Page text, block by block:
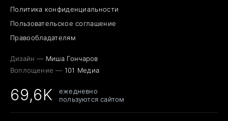
Политика конфиденциальности
Пользовательское соглашение
Правообладателям
Дизайн — Миша Гончаров
Воплощение — 101 Медиа
69,6K
ежедневно
пользуются сайтом